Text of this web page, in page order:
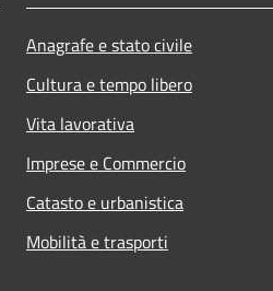
Anagrafe e stato civile
Cultura e tempo libero
Vita lavorativa
Imprese e Commercio
Catasto e urbanistica
Mobilità e trasporti